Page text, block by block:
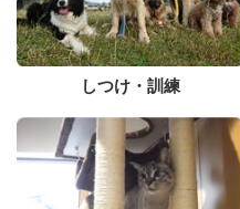
しつけ・訓練